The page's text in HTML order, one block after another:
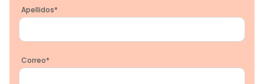
Apellidos*
Correo*